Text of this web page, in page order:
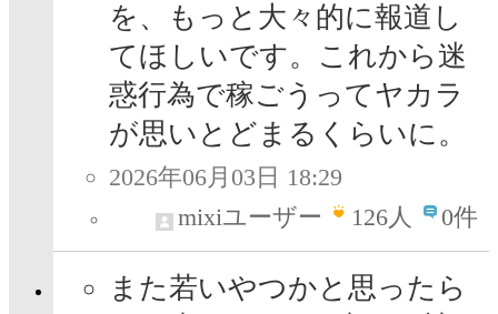
を、もっと大々的に報道し
てほしいです。これから迷
惑行為で稼ごうってヤカラ
が思いとどまるくらいに。
2026年06月03日 18:29
mixiユーザー
126人 0件
また若いやつかと思ったら